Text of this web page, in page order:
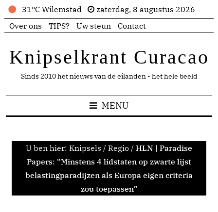
31°C Wilemstad
zaterdag, 8 augustus 2026
Over ons
TIPS? Uw steun Contact
Knipselkrant Curacao
Sinds 2010 het nieuws van de eilanden - het hele beeld
MENU
U ben hier: Knipsels / Regio / HLN | Paradise
Papers: “Minstens 4 lidstaten op zwarte lijst
belastingparadijzen als Europa eigen criteria
zou toepassen”